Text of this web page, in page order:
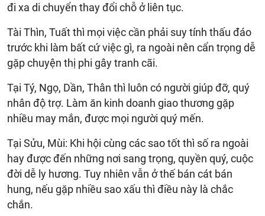
đi xa di chuyển thay đổi chỗ ở liên tục.
Tài Thìn, Tuất thì mọi việc cần phải suy tính thấu đáo
trước khi làm bất cứ việc gì, ra ngoài nên cẩn trọng dễ
gặp chuyện thị phi gây tranh cãi.
Tại Tý, Ngọ, Dần, Thân thì luôn có người giúp đỡ, quý
nhân độ trợ. Làm ăn kinh doanh giao thương gặp
nhiều may mắn, được mọi người quý mến.
Tại Sửu, Mùi: Khi hội cùng các sao tốt thì số ra ngoài
hay được đến những nơi sang trọng, quyền quý, cuộc
đời dễ ly hương. Tuy nhiên vẫn ở thế bán cát bán
hung, nếu gặp nhiều sao xấu thì điều này là chắc
chắn.